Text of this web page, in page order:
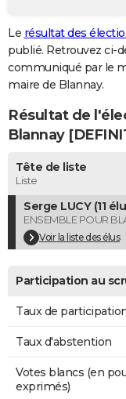
GUIDES D'ACHAT
BONS PLANS
CARTE DE VOEUX
Carte de Noël
Carte Bonne année
Carte Saint-Valentin
Carte Pâques
Carte d'anniversaire
DICTIONNAIRE
Dictionnaire
Biographies
Citations
Expressions
Proverbes
PROGRAMME TV
COPAINS D'AVANT
S'inscrire
Se connecter
Lycées
Collèges
Primaires
Universités
Entreprises
Service militaire
Avis de recherche
AVIS DE DÉCÈS
FORUM
Le résultat des
publié. Retrouvez ci-
communiqué par le
maire de Blannay.
Résultat de
Blannay
Tête de liste
Liste
Serge LUCY (11
ENSEMBLE POUR
Voir la liste des élus
Participation au
Taux de
Taux d'abstention
Votes blancs (en
exprimés)